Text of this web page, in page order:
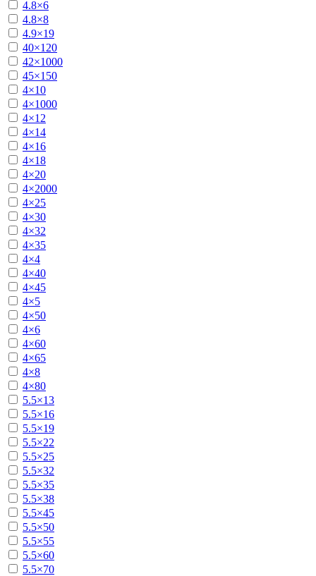
4.8×6
4.8×8
4.9×19
40×120
42×1000
45×150
4×10
4×1000
4×12
4×14
4×16
4×18
4×20
4×2000
4×25
4×30
4×32
4×35
4×4
4×40
4×45
4×5
4×50
4×6
4×60
4×65
4×8
4×80
5.5×13
5.5×16
5.5×19
5.5×22
5.5×25
5.5×32
5.5×35
5.5×38
5.5×45
5.5×50
5.5×55
5.5×60
5.5×70